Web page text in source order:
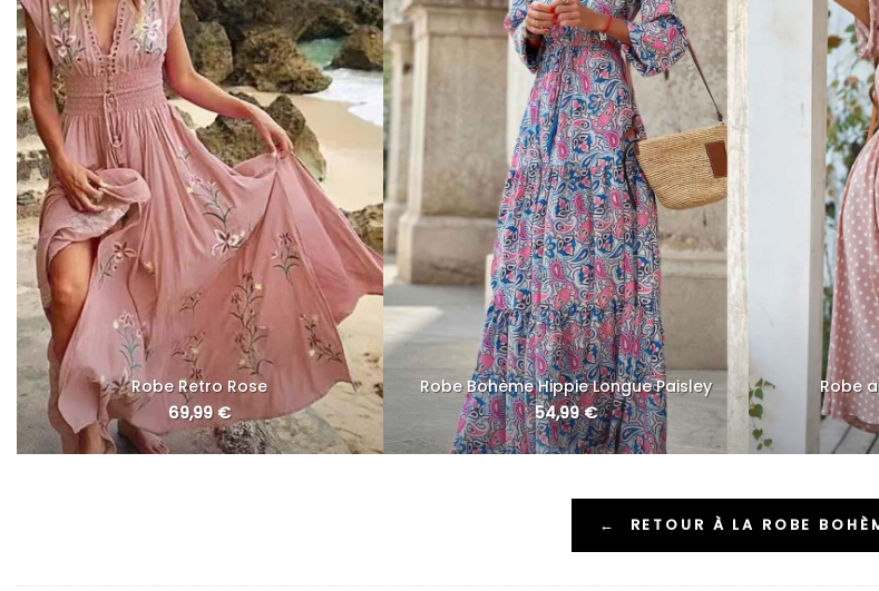
Robe Retro Rose
69,99 €
Robe Bohème Hippie Longue Paisley
54,99€
Robe
← RETOUR À LA ROBE